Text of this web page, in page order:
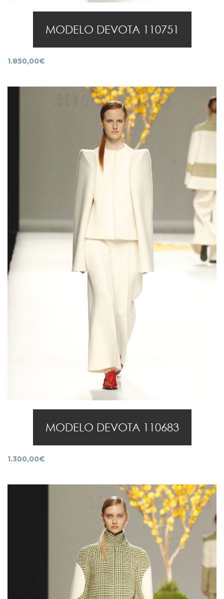
MODELO DEVOTA 110751
1.850,00€
MODELO DEVOTA 110683
1.300,00€